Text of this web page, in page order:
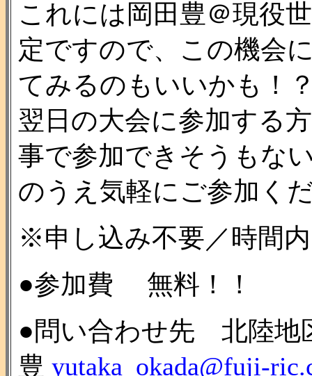
これには岡田豊＠現役
定ですので、この機会
てみるのもいいかも！
翌日の大会に参加する
事で参加できそうもな
のうえ気軽にご参加く
※申し込み不要／時間
●参加費 無料！！
●問い合わせ先 北陸地
豊 yutaka_okada@fuji-